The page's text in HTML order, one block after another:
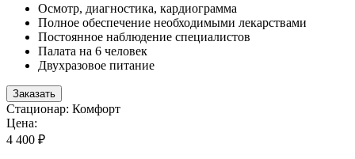
Осмотр, диагностика, кардиограмма
Полное обеспечение необходимыми лекарствами
Постоянное наблюдение специалистов
Палата на 6 человек
Двухразовое питание
Заказать
Стационар: Комфорт
Цена:
4 400 ₽